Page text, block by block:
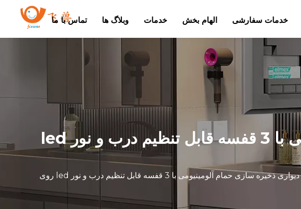
خدمات سفارشی الهام بخش خدمات وبلاگ ها تماس با ما
کابینت آینه ای دیواری ذخیره سازی حمام آلومینیومی با 3 قفسه قابل تنظیم درب و نور led
کابینت آینه ای دیواری ذخیره سازی حمام آلومینیومی با 3 قفسه قابل تنظیم درب و نور led روی